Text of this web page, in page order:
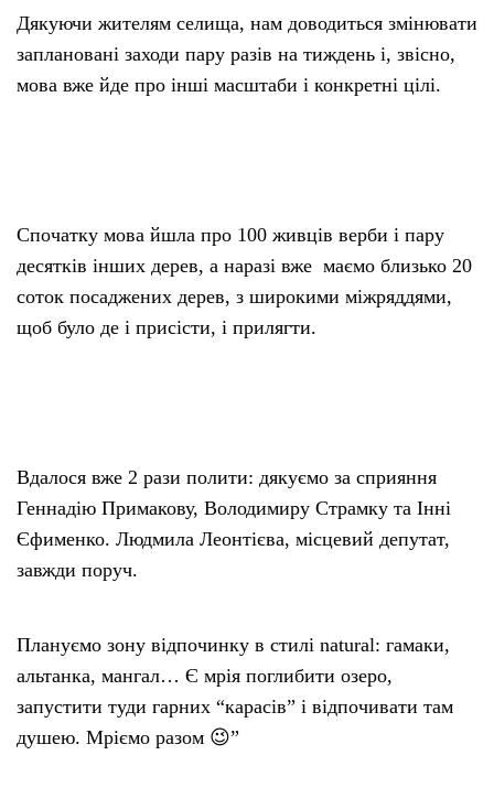
Дякуючи жителям селища, нам доводиться змінювати
заплановані заходи пару разів на тиждень і, звісно,
мова вже йде про інші масштаби і конкретні цілі.
Спочатку мова йшла про 100 живців верби і пару
десятків інших дерев, а наразі вже маємо близько 20
соток посаджених дерев, з широкими міжряддями,
щоб було де і присісти, і прилягти.
Вдалося вже 2 рази полити: дякуємо за сприяння
Геннадію Примакову, Володимиру Страмку та Інні
Єфименко. Людмила Леонтієва, місцевий депутат,
завжди поруч.
Плануємо зону відпочинку в стилі natural: гамаки,
альтанка, мангал… Є мрія поглибити озеро,
запустити туди гарних “карасів” і відпочивати там
душею. Мріємо разом 😉”